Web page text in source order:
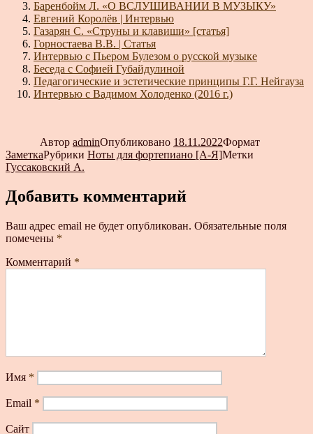
Баренбойм Л. «О ВСЛУШИВАНИИ В МУЗЫКУ»
Евгений Королёв | Интервью
Газарян С. «Струны и клавиши» [статья]
Горностаева В.В. | Статья
Интервью с Пьером Булезом о русской музыке
Беседа с Софией Губайдулиной
Педагогические и эстетические принципы Г.Г. Нейгауза
Интервью с Вадимом Холоденко (2016 г.)
Автор adminОпубликовано 18.11.2022Формат
ЗаметкаРубрики Ноты для фортепиано [А-Я]Метки
Гуссаковский А.
Добавить комментарий
Ваш адрес email не будет опубликован. Обязательные поля
помечены *
Комментарий *
Имя *
Email *
Сайт